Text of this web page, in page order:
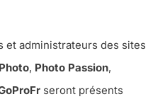
et administrateurs des sites
, Photo Passion,
seront présents